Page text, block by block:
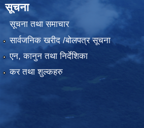
सूचना
सूचना तथा समाचार
सार्वजनिक खरीद /बोलपत्र सूचना
एन, कानुन तथा निर्देशिका
कर तथा शुल्कहरु